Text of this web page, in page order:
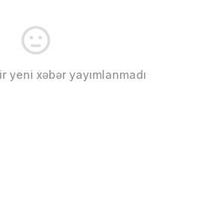
yeni xəbər yayımlanmadı